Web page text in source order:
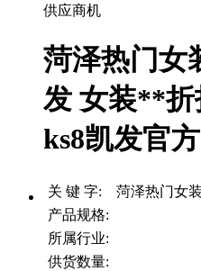
供应商机
菏泽热门女
发 女装**折
ks8凯发官
关 键 字: 菏泽热门女
产品规格:
所属行业:
供货数量: